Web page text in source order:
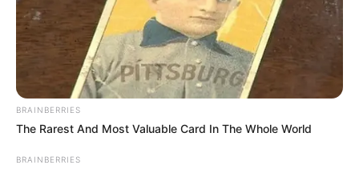
BRAINBERRIES
The Rarest And Most Valuable Card In The Whole World
BRAINBERRIES